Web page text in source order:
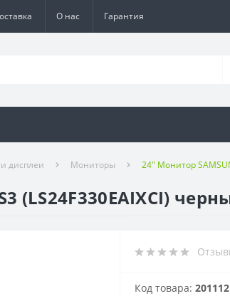
О нас Гарантия
дисплеи Мониторы 24" Монитор
(LS24F330EAIXCI)
Код товара: